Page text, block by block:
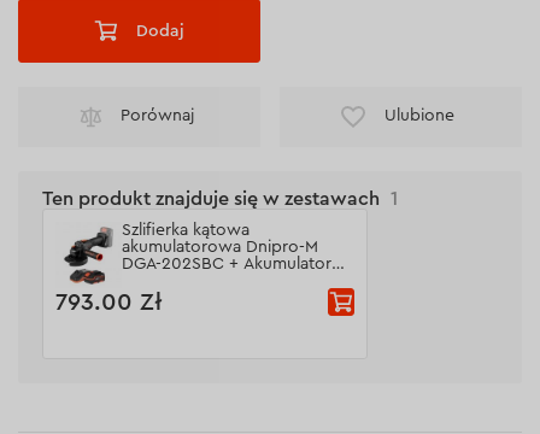
Dodaj
Porównaj Ulubione
Ten produkt znajduje się w zestawach 1
Szlifierka kątowa
akumulatorowa Dnipro-M
DGA-202SBC + Akumulator
793.00 Zł